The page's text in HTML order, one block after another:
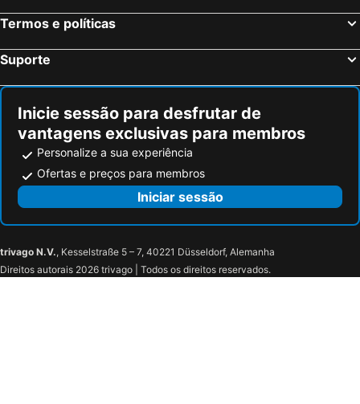
Termos e políticas
Suporte
Inicie sessão para desfrutar de
vantagens exclusivas para membros
Personalize a sua experiência
Ofertas e preços para membros
Iniciar sessão
trivago N.V., Kesselstraße 5 – 7, 40221 Düsseldorf, Alemanha
Direitos autorais 2026 trivago | Todos os direitos reservados.